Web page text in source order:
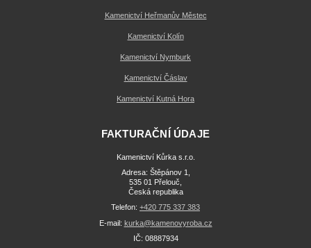
Kamenictví Heřmanův Městec
Kamenictví Kolín
Kamenictví Nymburk
Kamenictví Čáslav
Kamenictví Kutná Hora
FAKTURAČNÍ ÚDAJE
Kamenictví Kůrka s.r.o.
Adresa: Štěpánov 1,
535 01 Přelouč,
Česká republika
Telefon: +420 775 337 383
E-mail: kurka@kamenovyroba.cz
IČ: 08887934